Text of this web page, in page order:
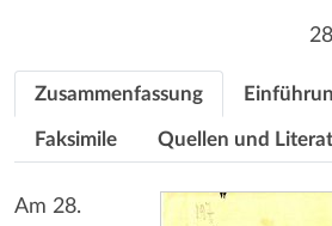
Zusammenfassung
Faksimile Quellen und
Am 28.